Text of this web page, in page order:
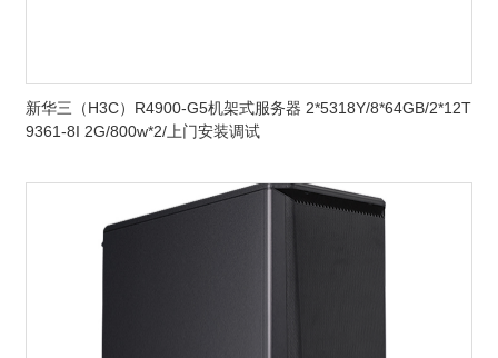
新华三（H3C）R4900-G5机架式服务器 2*5318Y/8*64GB/2*12T
9361-8I 2G/800w*2/上门安装调试